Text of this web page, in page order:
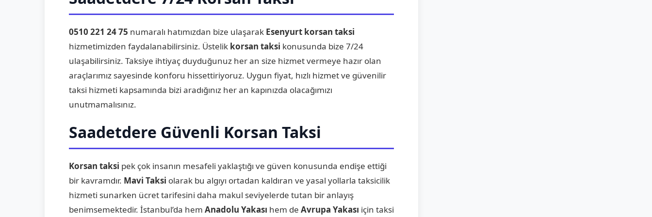
0510 221 24 75 numaralı hatımızdan bize ulaşarak Esenyurt korsan taksi
hizmetimizden faydalanabilirsiniz. Üstelik korsan taksi konusunda bize 7/24
ulaşabilirsiniz. Taksiye ihtiyaç duyduğunuz her an size hizmet vermeye hazır olan
araçlarımız sayesinde konforu hissettiriyoruz. Uygun fiyat, hızlı hizmet ve güvenilir
taksi hizmeti kapsamında bizi aradığınız her an kapınızda olacağımızı
unutmamalısınız.
Saadetdere Güvenli Korsan Taksi
Korsan taksi pek çok insanın mesafeli yaklaştığı ve güven konusunda endişe ettiği
bir kavramdır. Mavi Taksi olarak bu algıyı ortadan kaldıran ve yasal yollarla taksicilik
hizmeti sunarken ücret tarifesini daha makul seviyelerde tutan bir anlayış
benimsemektedir. İstanbul’da hem Anadolu Yakası hem de Avrupa Yakası için taksi